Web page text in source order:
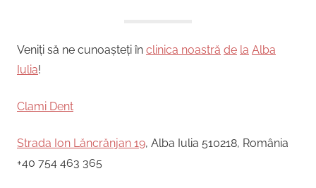
Veniți să ne cunoașteți în clinica noastră de la Alba
Iulia!
Clami Dent
Strada Ion Lăncrănjan 19, Alba Iulia 510218, România
+40 754 463 365